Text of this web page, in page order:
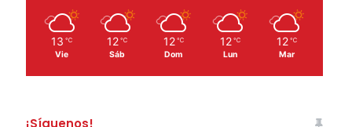
13 ℃
Vie
12 ℃
Sáb
12 ℃
Dom
12 ℃
Lun
12 ℃
Mar